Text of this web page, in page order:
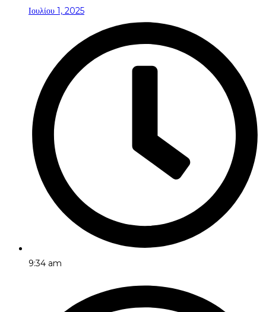
Ιουλίου 1, 2025
9:34 am